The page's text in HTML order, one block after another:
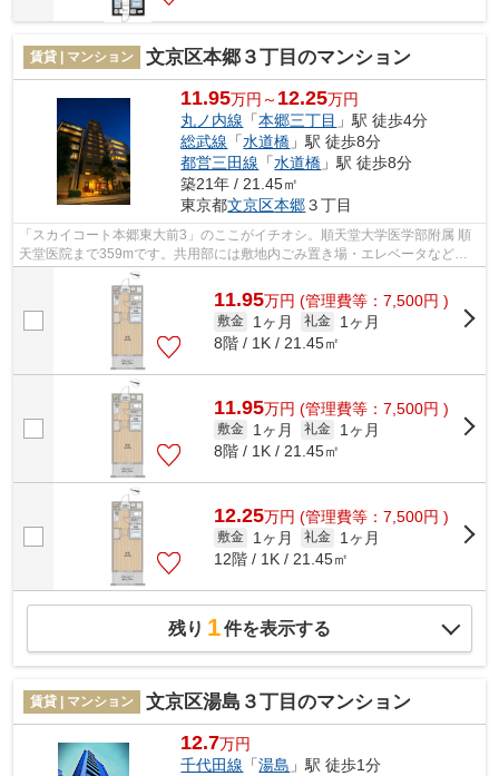
賃貸 | マンション 文京区本郷３丁目のマンション
11.95万円～ 12.25万円
丸ノ内線 「本郷三丁目 」駅 徒歩4分
総武線 「水道橋 」駅 徒歩8分
都営三田線 「水道橋 」駅 徒歩8分
築21年 / 21.45㎡
東京都文京区本郷３丁目
「スカイコート本郷東大前3」のここがイチオシ。順天堂大学医学部附属 順
天堂医院まで359mです。共用部には敷地内ごみ置き場・エレベータなどが
揃っております。こちらは初期費用をカ...
11.95万円 (管理費等：7,500円 )
敷金 1ヶ月 礼金
1ヶ月
8階 / 1K / 21.45㎡
11.95万円 (管理費等：7,500円 )
敷金 1ヶ月 礼金
1ヶ月
8階 / 1K / 21.45㎡
12.25万円 (管理費等：7,500円 )
敷金 1ヶ月 礼金
1ヶ月
12階 / 1K / 21.45㎡
残り 1件を表示する
賃貸 | マンション 文京区湯島３丁目のマンション
12.7万円
千代田線 「湯島 」駅 徒歩1分